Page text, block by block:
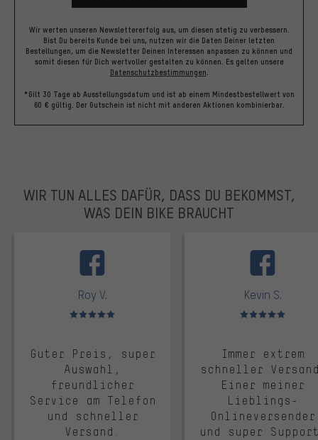
Wir werten unseren Newslettererfolg aus, um diesen stetig zu verbessern.
Bist Du bereits Kunde bei uns, nutzen wir die Daten Deiner letzten
Bestellungen, um die Newsletter Deinen Interessen anpassen zu können und
somit diesen für Dich wertvoller gestalten zu können. Es gelten unsere
Datenschutzbestimmungen.
*Gilt 30 Tage ab Ausstellungsdatum und ist ab einem Mindestbestellwert von
60 € gültig. Der Gutschein ist nicht mit anderen Aktionen kombinierbar.
WIR TUN ALLES DAFÜR, DASS DU BEKOMMST,
WAS DEIN BIKE BRAUCHT
Roy V.
Bewertungen: 5 von 5
Guter Preis, super
Auswahl,
freundlicher
Service am Telefon
und schneller
Versand.
Kevin S.
Bewertungen: 5 von 5
Immer extrem
schneller
Einer meiner
Lieblings-
Onlineversender
und super